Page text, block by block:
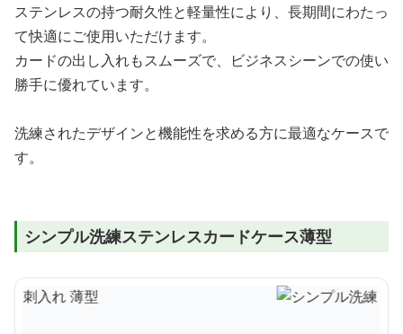
ステンレスの持つ耐久性と軽量性により、長期間にわたっ
て快適にご使用いただけます。
カードの出し入れもスムーズで、ビジネスシーンでの使い
勝手に優れています。
洗練されたデザインと機能性を求める方に最適なケースで
す。
シンプル洗練ステンレスカードケース薄型